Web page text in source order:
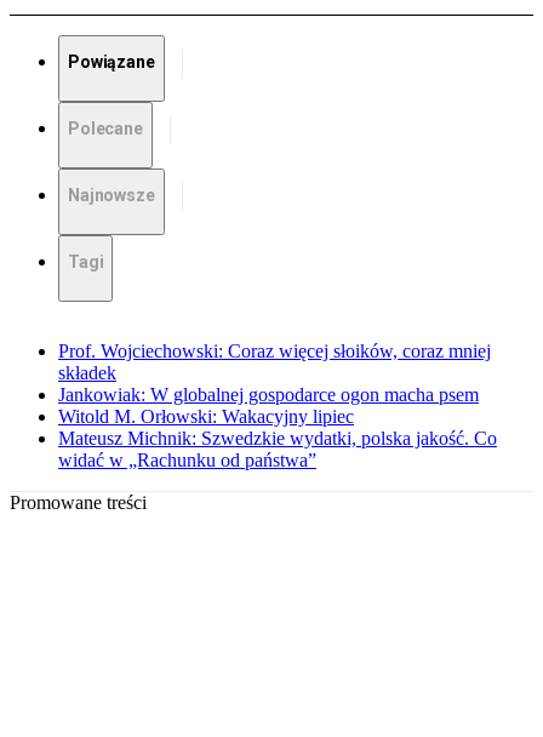
Powiązane
Polecane
Najnowsze
Tagi
Prof. Wojciechowski: Coraz więcej słoików, coraz mniej
składek
Jankowiak: W globalnej gospodarce ogon macha psem
Witold M. Orłowski: Wakacyjny lipiec
Mateusz Michnik: Szwedzkie wydatki, polska jakość. Co
widać w „Rachunku od państwa”
Promowane treści